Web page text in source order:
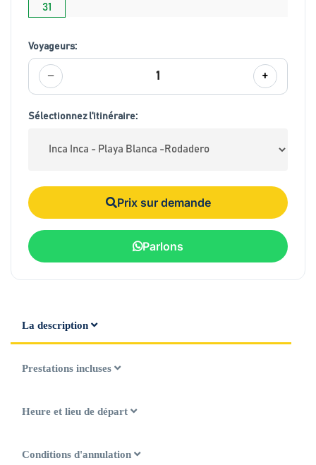
31
Voyageurs:
− 1 +
Sélectionnez l'itinéraire:
Prix sur demande
Parlons
La description
Prestations incluses
Heure et lieu de départ
Conditions d'annulation